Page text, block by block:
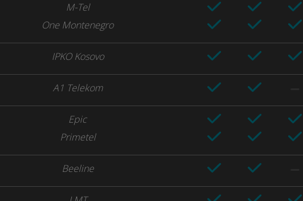
M-Tel
One Montenegro
IPKO Kosovo
A1 Telekom
Epic
Primetel
Beeline